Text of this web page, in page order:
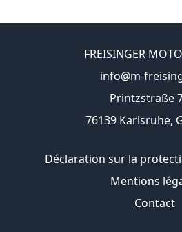
FREISINGER
info@m-
Printzstraße
76139 Karlsruhe,
Déclaration sur la
Mentions
Contact